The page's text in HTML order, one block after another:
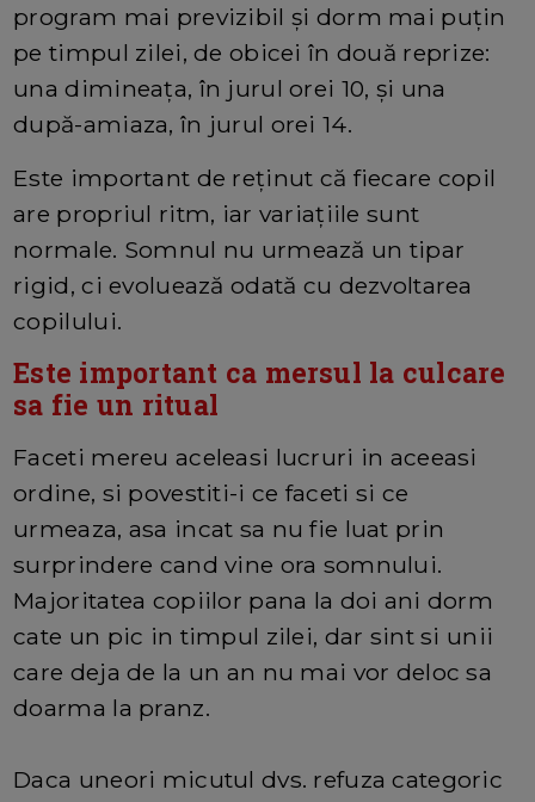
program mai previzibil și dorm mai puțin
pe timpul zilei, de obicei în două reprize:
una dimineața, în jurul orei 10, și una
după-amiaza, în jurul orei 14.
Este important de reținut că fiecare copil
are propriul ritm, iar variațiile sunt
normale. Somnul nu urmează un tipar
rigid, ci evoluează odată cu dezvoltarea
copilului.
Este important ca mersul la culcare
sa fie un ritual
Faceti mereu aceleasi lucruri in aceeasi
ordine, si povestiti-i ce faceti si ce
urmeaza, asa incat sa nu fie luat prin
surprindere cand vine ora somnului.
Majoritatea copiilor pana la doi ani dorm
cate un pic in timpul zilei, dar sint si unii
care deja de la un an nu mai vor deloc sa
doarma la pranz.
Daca uneori micutul dvs. refuza categoric